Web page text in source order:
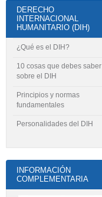
DERECHO
INTERNACIONAL
HUMANITARIO (DIH)
¿Qué es el DIH?
10 cosas que debes saber
sobre el DIH
Principios y normas
fundamentales
Personalidades del DIH
INFORMACIÓN
COMPLEMENTARIA